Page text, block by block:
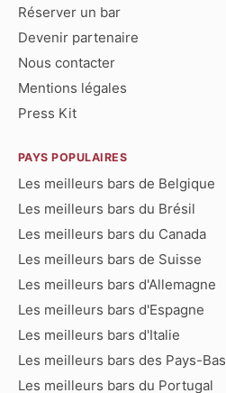
Réserver un bar
Devenir partenaire
Nous contacter
Mentions légales
Press Kit
PAYS POPULAIRES
Les meilleurs bars de Belgique
Les meilleurs bars du Brésil
Les meilleurs bars du Canada
Les meilleurs bars de Suisse
Les meilleurs bars d'Allemagne
Les meilleurs bars d'Espagne
Les meilleurs bars d'Italie
Les meilleurs bars des Pays-Bas
Les meilleurs bars du Portugal